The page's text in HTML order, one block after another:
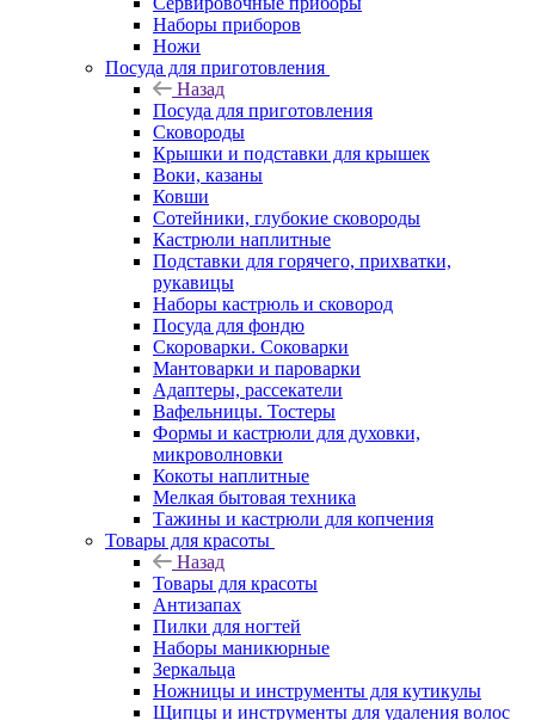
Наборы приборов
Ножи
Посуда для приготовления
Назад
Посуда для приготовления
Сковороды
Крышки и подставки для крышек
Воки, казаны
Ковши
Сотейники, глубокие сковороды
Кастрюли наплитные
Подставки для горячего, прихватки,
рукавицы
Наборы кастрюль и сковород
Посуда для фондю
Скороварки. Соковарки
Мантоварки и пароварки
Адаптеры, рассекатели
Вафельницы. Тостеры
Формы и кастрюли для духовки,
микроволновки
Кокоты наплитные
Мелкая бытовая техника
Тажины и кастрюли для копчения
Товары для красоты
Назад
Товары для красоты
Антизапах
Пилки для ногтей
Наборы маникюрные
Зеркальца
Ножницы и инструменты для кутикулы
Щипцы и инструменты для удаления волос